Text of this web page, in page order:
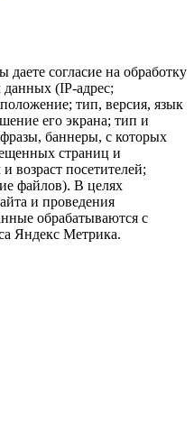
согласие на обработку
данных (IP-адрес;
тип, версия, язык
его экрана; тип и
баннеры, с которых
страниц и
возраст посетителей;
файлов). В целях
и проведения
обрабатываются с
Яндекс Метрика.